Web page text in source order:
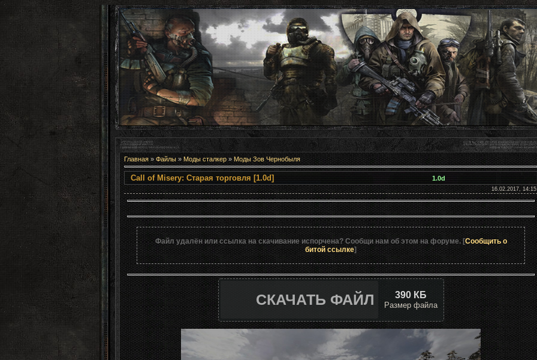
Главная» Файлы » Моды сталкер » Моды Зов Чернобыля
Call of Misery: Старая торговля [1.0d] 1.0d
16.02.2017, 14:15
Файл удалён или ссылка на скачивание испорчена? Сообщи нам об этом на форуме. [Сообщить о
битой ссылке]
СКАЧАТЬ ФАЙЛ 390 КБ
Размер файла